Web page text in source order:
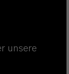
unsere